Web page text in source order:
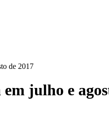
de 2017
julho e